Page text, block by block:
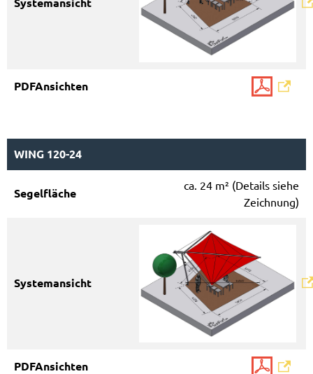
WING 120-24
ca. 24 m² (Details siehe
Zeichnung)